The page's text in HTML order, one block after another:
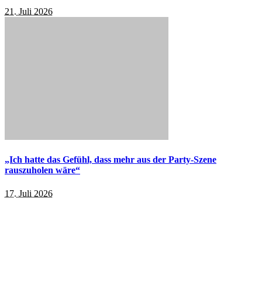
21. Juli 2026
„Ich hatte das Gefühl, dass mehr aus der Party-Szene
rauszuholen wäre“
17. Juli 2026